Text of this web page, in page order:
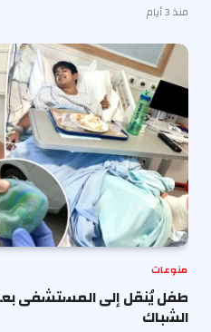
منذ 3 أيام
منوعات
طفل يُنقل إلى المستشفى
الشباك